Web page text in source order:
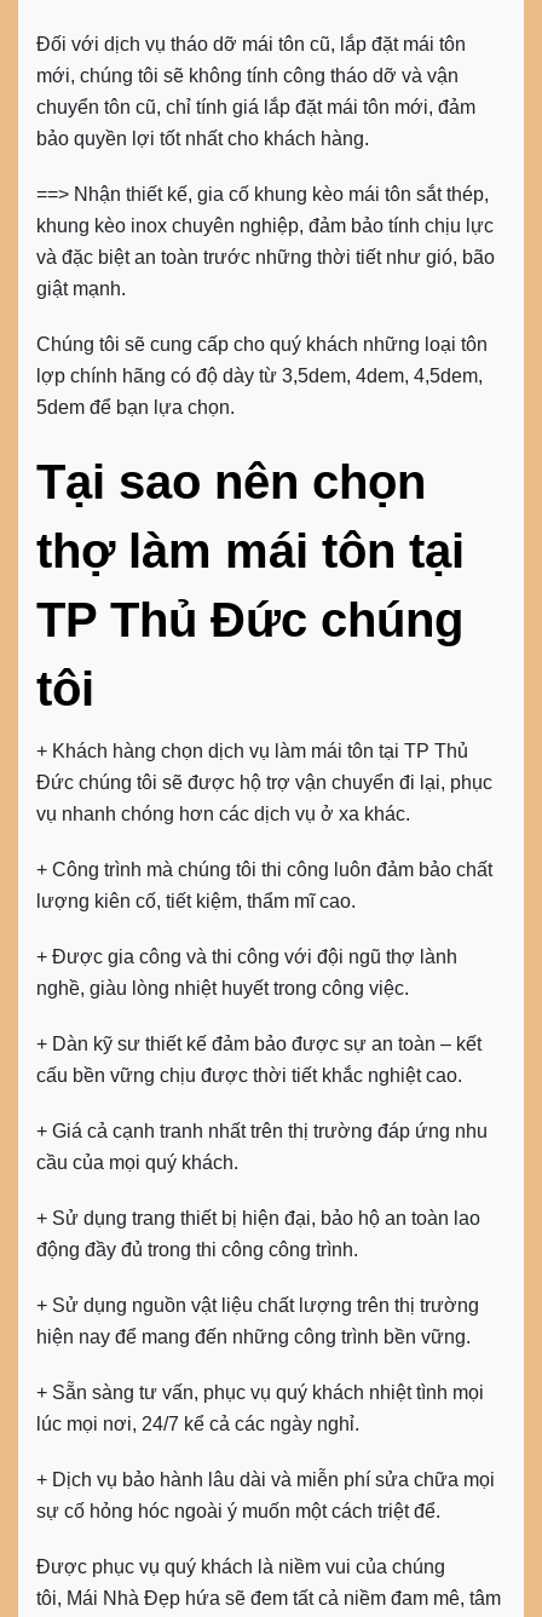
Đối với dịch vụ tháo dỡ mái tôn cũ, lắp đặt mái tôn
mới, chúng tôi sẽ không tính công tháo dỡ và vận
chuyển tôn cũ, chỉ tính giá lắp đặt mái tôn mới, đảm
bảo quyền lợi tốt nhất cho khách hàng.
==> Nhận thiết kế, gia cố khung kèo mái tôn sắt thép,
khung kèo inox chuyên nghiệp, đảm bảo tính chịu lực
và đặc biệt an toàn trước những thời tiết như gió, bão
giật mạnh.
Chúng tôi sẽ cung cấp cho quý khách những loại tôn
lợp chính hãng có độ dày từ 3,5dem, 4dem, 4,5dem,
5dem để bạn lựa chọn.
Tại sao nên chọn
thợ làm mái tôn tại
TP Thủ Đức chúng
tôi
+ Khách hàng chọn dịch vụ làm mái tôn tại TP Thủ
Đức chúng tôi sẽ được hộ trợ vận chuyển đi lại, phục
vụ nhanh chóng hơn các dịch vụ ở xa khác.
+ Công trình mà chúng tôi thi công luôn đảm bảo chất
lượng kiên cố, tiết kiệm, thẩm mĩ cao.
+ Được gia công và thi công với đội ngũ thợ lành
nghề, giàu lòng nhiệt huyết trong công việc.
+ Dàn kỹ sư thiết kế đảm bảo được sự an toàn – kết
cấu bền vững chịu được thời tiết khắc nghiệt cao.
+ Giá cả cạnh tranh nhất trên thị trường đáp ứng nhu
cầu của mọi quý khách.
+ Sử dụng trang thiết bị hiện đại, bảo hộ an toàn lao
động đầy đủ trong thi công công trình.
+ Sử dụng nguồn vật liệu chất lượng trên thị trường
hiện nay để mang đến những công trình bền vững.
+ Sẵn sàng tư vấn, phục vụ quý khách nhiệt tình mọi
lúc mọi nơi, 24/7 kể cả các ngày nghỉ.
+ Dịch vụ bảo hành lâu dài và miễn phí sửa chữa mọi
sự cố hỏng hóc ngoài ý muốn một cách triệt để.
Được phục vụ quý khách là niềm vui của chúng
tôi, Mái Nhà Đẹp hứa sẽ đem tất cả niềm đam mê, tâm